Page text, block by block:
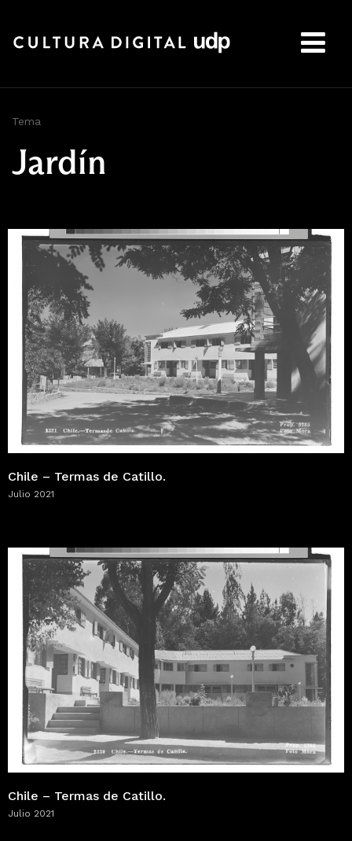
Tema
Jardín
Chile – Termas de Catillo.
Julio 2021
Chile – Termas de Catillo.
Julio 2021